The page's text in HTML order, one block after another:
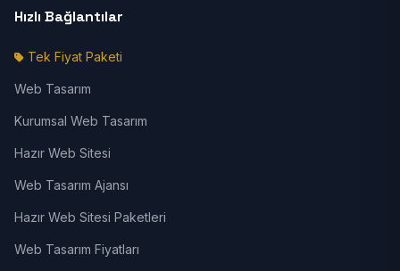
Hızlı Bağlantılar
Tek Fiyat Paketi
Web Tasarım
Kurumsal Web Tasarım
Hazır Web Sitesi
Web Tasarım Ajansı
Hazır Web Sitesi Paketleri
Web Tasarım Fiyatları